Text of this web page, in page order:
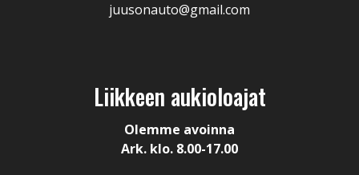
juusonauto@gmail.com
Liikkeen aukioloajat
Olemme avoinna
Ark. klo. 8.00-17.00